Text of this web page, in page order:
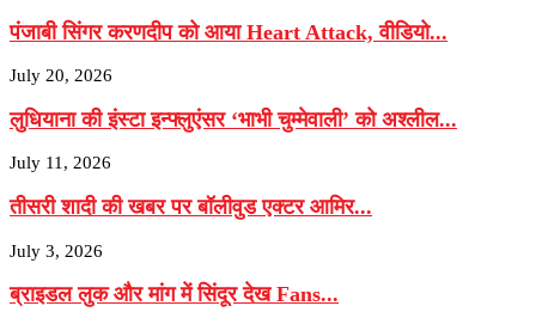
पंजाबी सिंगर करणदीप को आया Heart Attack, वीडियो...
July 20, 2026
लुधियाना की इंस्टा इन्फ्लुएंसर ‘भाभी चुम्मेवाली’ को अश्लील...
July 11, 2026
तीसरी शादी की खबर पर बॉलीवुड एक्टर आमिर...
July 3, 2026
ब्राइडल लुक और मांग में सिंदूर देख Fans...